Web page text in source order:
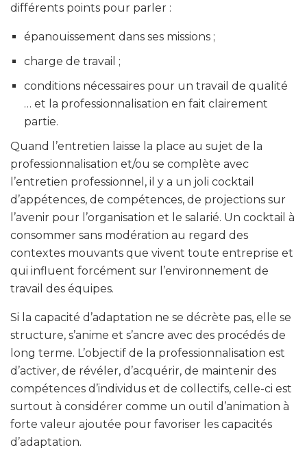
différents points pour parler :
épanouissement dans ses missions ;
charge de travail ;
conditions nécessaires pour un travail de qualité
… et la professionnalisation en fait clairement
partie.
Quand l’entretien laisse la place au sujet de la
professionnalisation et/ou se complète avec
l’entretien professionnel, il y a un joli cocktail
d’appétences, de compétences, de projections sur
l’avenir pour l’organisation et le salarié. Un cocktail à
consommer sans modération au regard des
contextes mouvants que vivent toute entreprise et
qui influent forcément sur l’environnement de
travail des équipes.
Si la capacité d’adaptation ne se décrète pas, elle se
structure, s’anime et s’ancre avec des procédés de
long terme. L’objectif de la professionnalisation est
d’activer, de révéler, d’acquérir, de maintenir des
compétences d’individus et de collectifs, celle-ci est
surtout à considérer comme un outil d’animation à
forte valeur ajoutée pour favoriser les capacités
d’adaptation.